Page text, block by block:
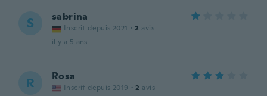
S sabrina
Inscrit depuis 2021 · 2 avis
il y a 5 ans
R Rosa
Inscrit depuis 2019 · 2 avis